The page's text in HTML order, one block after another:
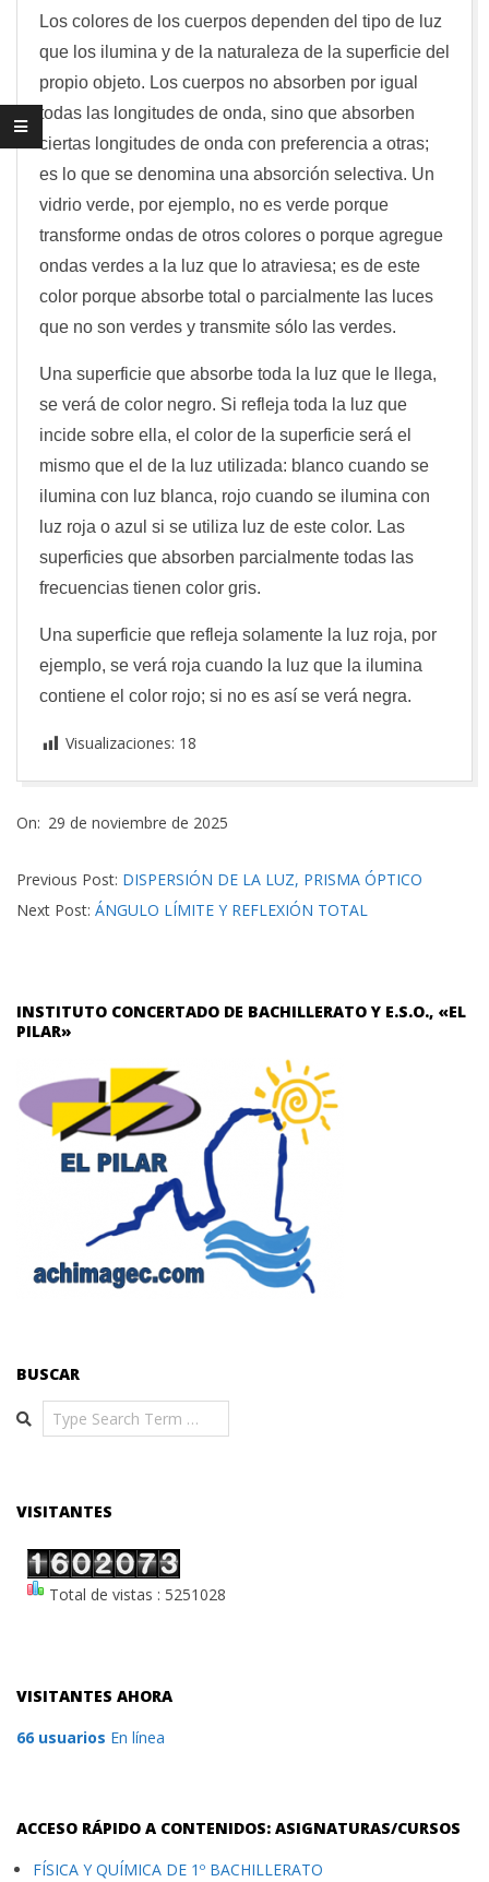
Los colores de los cuerpos dependen del tipo de luz
que los ilumina y de la naturaleza de la superficie del
propio objeto. Los cuerpos no absorben por igual
todas las longitudes de onda, sino que absorben
ciertas longitudes de onda con preferencia a otras;
es lo que se denomina una absorción selectiva. Un
vidrio verde, por ejemplo, no es verde porque
transforme ondas de otros colores o porque agregue
ondas verdes a la luz que lo atraviesa; es de este
color porque absorbe total o parcialmente las luces
que no son verdes y transmite sólo las verdes.
Una superficie que absorbe toda la luz que le llega,
se verá de color negro. Si refleja toda la luz que
incide sobre ella, el color de la superficie será el
mismo que el de la luz utilizada: blanco cuando se
ilumina con luz blanca, rojo cuando se ilumina con
luz roja o azul si se utiliza luz de este color. Las
superficies que absorben parcialmente todas las
frecuencias tienen color gris.
Una superficie que refleja solamente la luz roja, por
ejemplo, se verá roja cuando la luz que la ilumina
contiene el color rojo; si no es así se verá negra.
Visualizaciones: 18
11-
On: 29 de noviembre de 2025
Previous Post: DISPERSIÓN DE LA LUZ, PRISMA ÓPTICO
Next Post: ÁNGULO LÍMITE Y REFLEXIÓN TOTAL
INSTITUTO CONCERTADO DE BACHILLERATO Y E.S.O., «EL
PILAR»
BUSCAR
Search
VISITANTES
Total de vistas : 5251028
VISITANTES AHORA
66 usuarios En línea
ACCESO RÁPIDO A CONTENIDOS: ASIGNATURAS/CURSOS
FÍSICA Y QUÍMICA DE 1º BACHILLERATO